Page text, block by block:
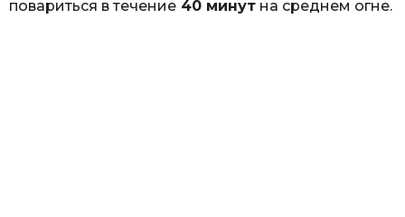
повариться в течение 40 минут на среднем огне.